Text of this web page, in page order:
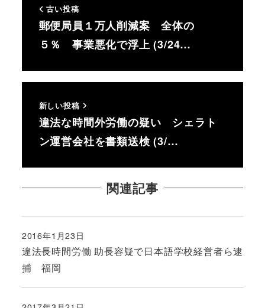
古い投稿
郵便局員１万人削減案 全体の
５％ 事業悪化で浮上 (3/24…
新しい投稿
違法な時間外労働の疑い シェラト
ン運営会社を書類送検 (3/…
関連記事
違法長時間労働 助長容疑で日本語学校経営者ら逮
捕 福岡
投稿日
2016年1月23日